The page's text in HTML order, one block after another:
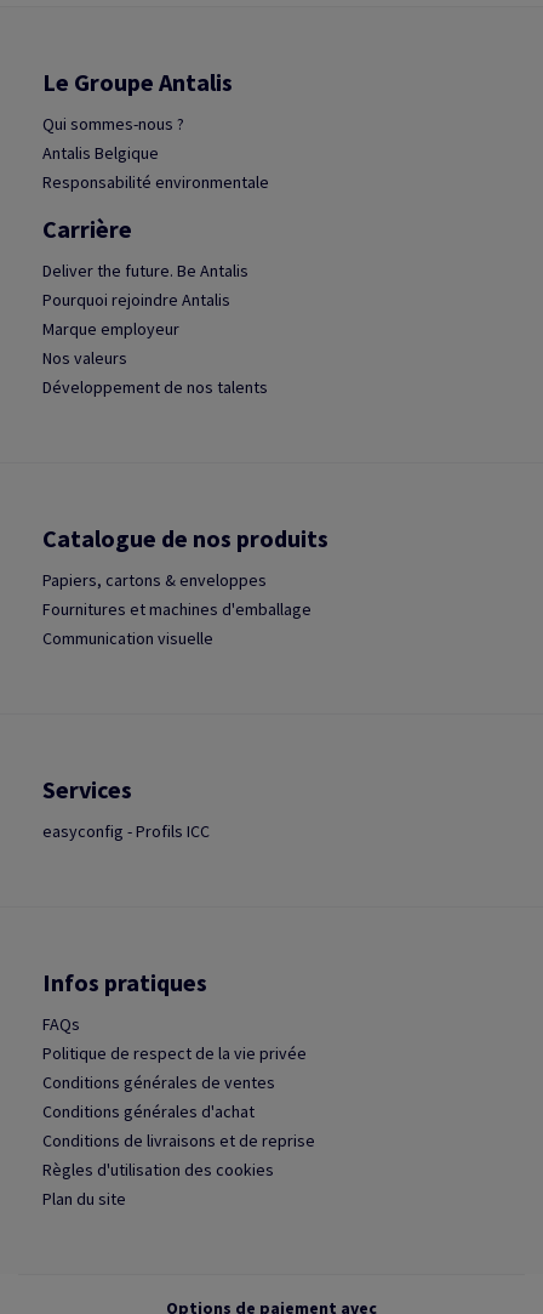
Le Groupe Antalis
Qui sommes-nous ?
Antalis Belgique
Responsabilité environmentale
Carrière
Deliver the future. Be Antalis
Pourquoi rejoindre Antalis
Marque employeur
Nos valeurs
Développement de nos talents
Catalogue de nos produits
Papiers, cartons & enveloppes
Fournitures et machines d'emballage
Communication visuelle
Services
easyconfig - Profils ICC
Infos pratiques
FAQs
Politique de respect de la vie privée
Conditions générales de ventes
Conditions générales d'achat
Conditions de livraisons et de reprise
Règles d'utilisation des cookies
Plan du site
Options de paiement avec